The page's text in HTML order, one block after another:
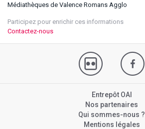
Médiathèques de Valence Romans Agglo
Participez pour enrichir ces informations
Contactez-nous
Entrepôt OAI
Nos partenaires
Qui sommes-nous ?
Mentions légales